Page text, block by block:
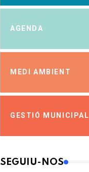
AGENDA
MEDI AMBIENT
GESTIÓ MUNICIPAL
SEGUIU-NOS